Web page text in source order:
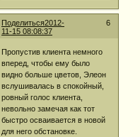
Поделиться 6
2012-
11-15 08:08:37
Пропустив клиента немного
вперед, чтобы ему было
видно больше цветов, Элеон
вслушивалась в спокойный,
ровный голос клиента,
невольно замечая как тот
быстро осваивается в новой
для него обстановке.